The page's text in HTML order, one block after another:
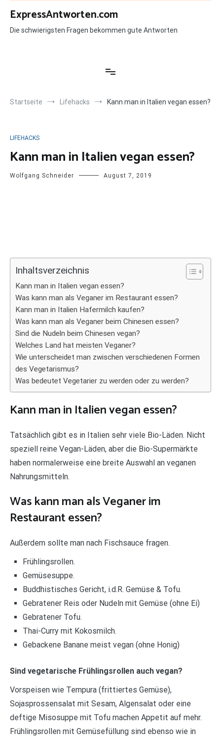
Zum
Inhalt
springen
ExpressAntworten.com
Die schwierigsten Fragen bekommen gute Antworten
Startseite Lifehacks Kann man in Italien vegan essen?
LIFEHACKS
Kann man in Italien vegan essen?
Wolfgang Schneider August 7, 2019
Inhaltsverzeichnis
Kann man in Italien vegan essen?
Was kann man als Veganer im Restaurant essen?
Kann man in Italien Hafermilch kaufen?
Was kann man als Veganer beim Chinesen essen?
Sind die Nudeln beim Chinesen vegan?
Welches Land hat meisten Veganer?
Wie unterscheidet man zwischen verschiedenen Formen
des Vegetarismus?
Was bedeutet Vegetarier zu werden oder zu werden?
Kann man in Italien vegan essen?
Tatsächlich gibt es in Italien sehr viele Bio-Läden. Nicht
speziell reine Vegan-Läden, aber die Bio-Supermärkte
haben normalerweise eine breite Auswahl an veganen
Nahrungsmitteln.
Was kann man als Veganer im
Restaurant essen?
Außerdem sollte man nach Fischsauce fragen.
Frühlingsrollen.
Gemüsesuppe.
Buddhistisches Gericht, i.d.R. Gemüse & Tofu.
Gebratener Reis oder Nudeln mit Gemüse (ohne Ei)
Gebratener Tofu.
Thai-Curry mit Kokosmilch.
Gebackene Banane meist vegan (ohne Honig)
Sind vegetarische Frühlingsrollen auch vegan?
Vorspeisen wie Tempura (frittiertes Gemüse),
Sojasprossensalat mit Sesam, Algensalat oder eine
deftige Misosuppe mit Tofu machen Appetit auf mehr.
Frühlingsrollen mit Gemüsefüllung sind ebenso wie in